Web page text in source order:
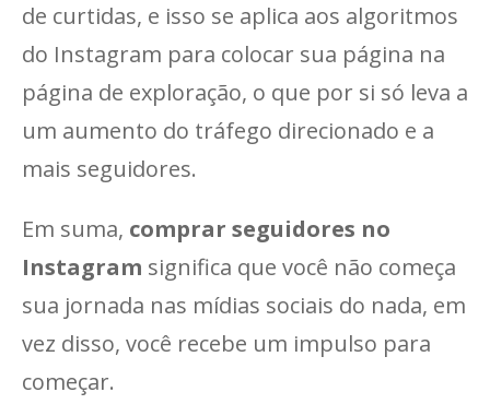
de curtidas, e isso se aplica aos algoritmos
do Instagram para colocar sua página na
página de exploração, o que por si só leva a
um aumento do tráfego direcionado e a
mais seguidores.
Em suma, comprar seguidores no
Instagram significa que você não começa
sua jornada nas mídias sociais do nada, em
vez disso, você recebe um impulso para
começar.